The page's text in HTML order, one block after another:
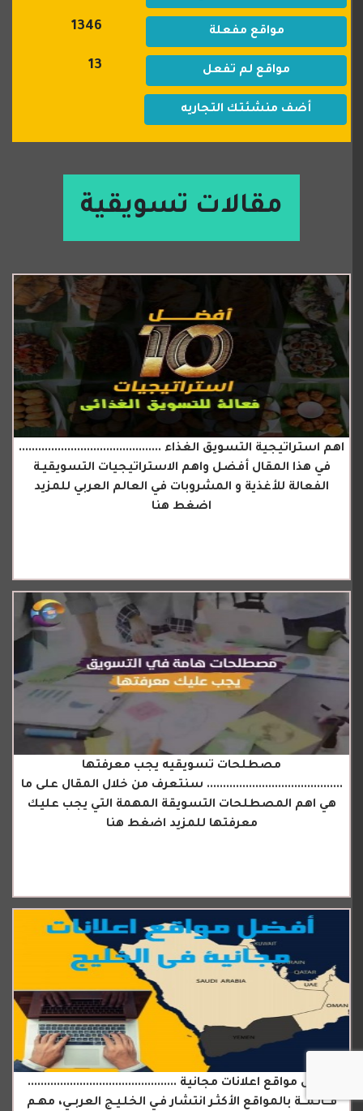
مواقع مفعلة 1346
مواقع لم تفعل 13
أضف منشئتك التجاريه
مقالات تسويقية
اهم استراتيجية التسويق الغذاء ............................................
في هذا المقال أفضل واهم الاستراتيجيات التسويقيـة
الفعالة للأغذية و المشروبات في العالم العربي للمزيد
اضغط هنا
مصطلحات تسويقيه يجب معرفتها
.......................................... سنتعرف من خلال المقال على ما
هي اهم المصطلحات التسويقة المهمة التي يجب عليك
معرفتها للمزيد اضغط هنا
افضل مواقع اعلانات مجانية ..............................................
قـــائـمـــة بالمواقع الأكثـر انتشار فـي الخلـيـج العربــي، مهـم